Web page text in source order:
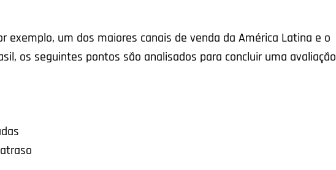
exemplo, um dos maiores canais de venda da América Latina e o
os seguintes pontos são analisados para concluir uma avaliação